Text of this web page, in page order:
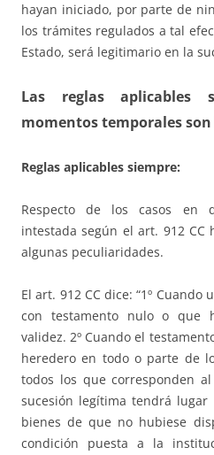
hayan iniciado, por parte de
los trámites regulados a tal
Estado, será legitimario en la
Las reglas aplicables
momentos temporales
Reglas aplicables siempre:
Respecto de los casos en
intestada según el art. 912
algunas peculiaridades.
El art. 912 CC dice: “1º
con testamento nulo o que
validez. 2º Cuando el
heredero en todo o parte de
todos los que corresponden
sucesión legítima tendrá lugar
bienes de que no hubiese
condición puesta a la